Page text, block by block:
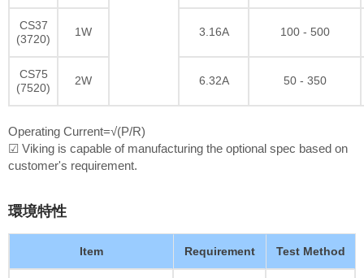
CS37
(3720)
1W 3.16A 100 - 500
CS75
(7520)
2W 6.32A 50 - 350
Operating Current=√(P/R)
☑ Viking is capable of manufacturing the optional spec based on
customer's requirement.
環境特性
Item Requirement Test Method